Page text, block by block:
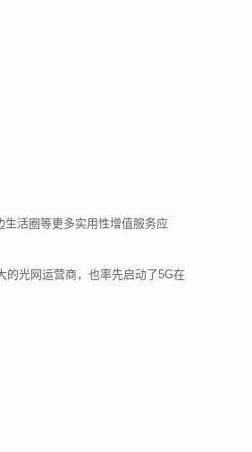
活圈等更多实用性增值服务应
的光网运营商，也率先启动了5G在